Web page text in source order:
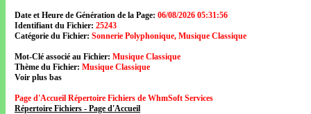
Date et Heure de Génération de la Page: 06/08/2026 05:31:56
Identifiant du Fichier: 25243
Catégorie du Fichier: Sonnerie Polyphonique, Musique Classique
Mot-Clé associé au Fichier: Musique Classique
Thème du Fichier: Musique Classique
Voir plus bas
Page d'Accueil Répertoire Fichiers de WhmSoft Services
Répertoire Fichiers - Page d'Accueil